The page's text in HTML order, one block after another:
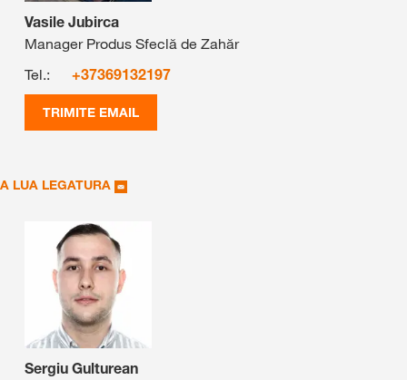
Vasile Jubirca
Manager Produs Sfeclă de Zahăr
Tel.:
+37369132197
TRIMITE EMAIL
A LUA LEGATURA
Sergiu Gulturean